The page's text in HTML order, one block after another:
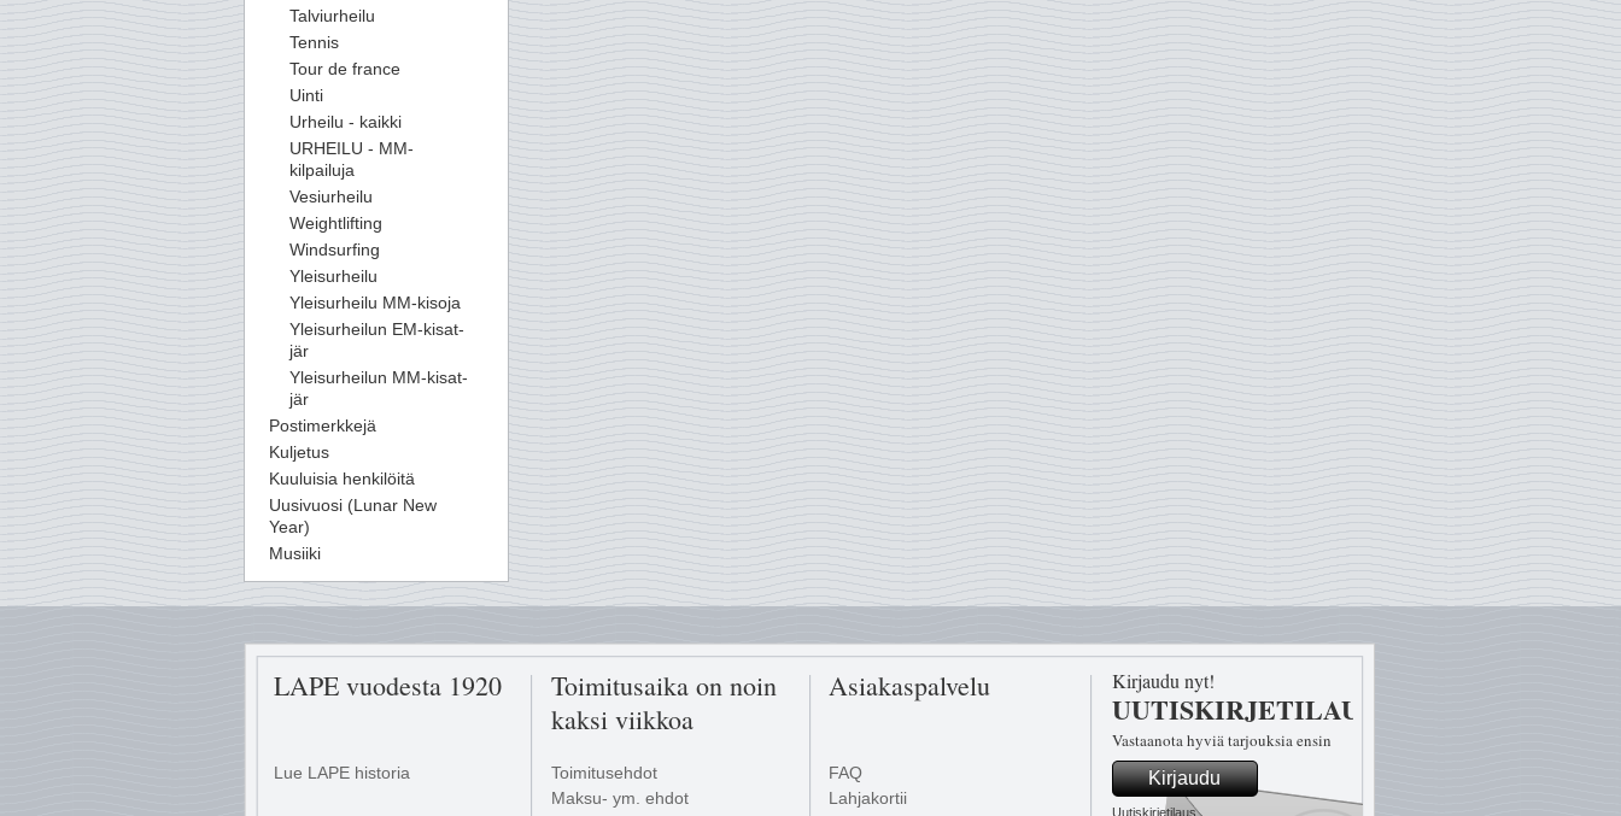
Talviurheilu
Tennis
Tour de france
Uinti
Urheilu - kaikki
URHEILU - MM-
kilpailuja
Vesiurheilu
Weightlifting
Windsurfing
Yleisurheilu
Yleisurheilu MM-kisoja
Yleisurheilun EM-kisat-
jär
Yleisurheilun MM-kisat-
jär
Postimerkkejä
Kuljetus
Kuuluisia henkilöitä
Uusivuosi (Lunar New
Year)
Musiiki
LAPE vuodesta 1920
Lue LAPE historia
Toimitusaika on noin
kaksi viikkoa
Toimitusehdot
Maksu- ym. ehdot
Asiakaspalvelu
FAQ
Lahjakortii
Kirjaudu nyt!
UUTISKIRJETILAUS
Vastaanota hyviä tarjouksia ensin
Kirjaudu
Uutiskirjetilaus